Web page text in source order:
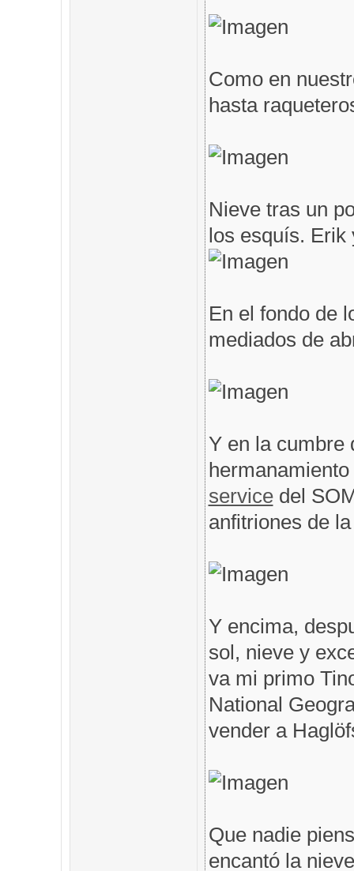
Como en
hasta
Nieve tras un
los esquís. Erik
En el fondo de
mediados de
Y en la cumbre
servicedel
anfitriones de
Y encima,
sol, nieve y
va mi primo
National
vender a
Que nadie
encantó la